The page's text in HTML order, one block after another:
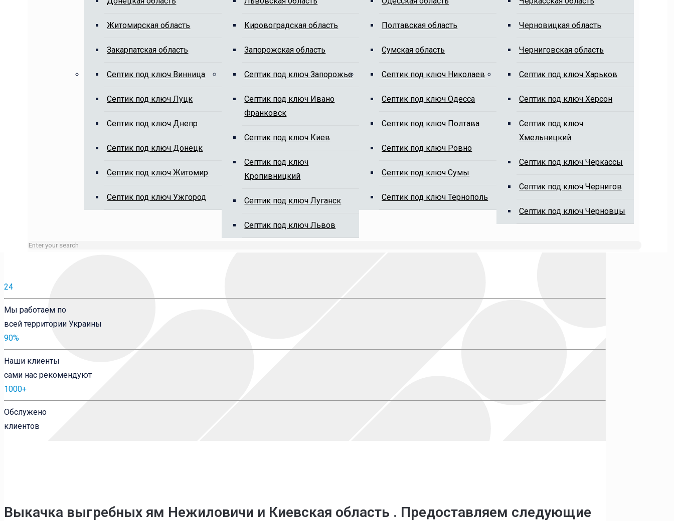
Житомирская область
Закарпатская область
Кировоградская область
Запорожская область
Полтавская область
Сумская область
Черновицкая область
Черниговская область
Cептик под ключ Винница
Cептик под ключ Луцк
Cептик под ключ Днепр
Cептик под ключ Донецк
Cептик под ключ Житомир
Cептик под ключ Ужгород
Cептик под ключ Запорожье
Cептик под ключ Ивано
Франковск
Cептик под ключ Киев
Cептик под ключ
Кропивницкий
Cептик под ключ Луганск
Cептик под ключ Львов
Cептик под ключ Николаев
Cептик под ключ Одесса
Cептик под ключ Полтава
Cептик под ключ Ровно
Cептик под ключ Сумы
Cептик под ключ Тернополь
Cептик под ключ Харьков
Cептик под ключ Херсон
Cептик под ключ
Хмельницкий
Cептик под ключ Черкассы
Cептик под ключ Чернигов
Cептик под ключ Черновцы
Выкачка выгребных ям, чистка ям от ила
Занятые линии или нерабочие время оставляйте заявку на сайте, мы Вам перезвоним.
24
Мы работаем по
всей территории Украины
90%
Наши клиенты
сами нас рекомендуют
1000+
Обслужено
клиентов
Выкачка выгребных ям Нежиловичи и Киевская область . Предоставляем следующие